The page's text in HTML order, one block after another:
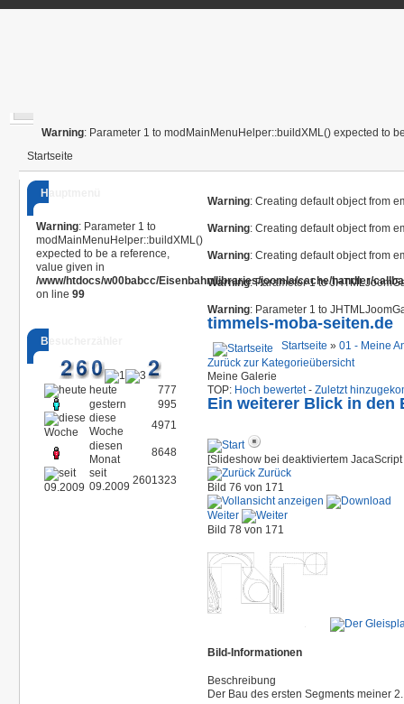
Warning: Parameter 1 to modMainMenuHelper::buildXML() expected to
Startseite
Hauptmenü
Warning: Parameter 1 to
modMainMenuHelper::buildXML()
expected to be a reference,
value given in
/www/htdocs/w00babcc/Eisenbahn/libraries/joomla/cache/handler/
on line 99
Besucherzähler
heute
777
gestern
995
diese
Woche
4971
diesen
Monat
8648
seit
09.2009 2601323
Warning: Creating default object from
Warning: Creating default object from
Warning: Creating default object from
Warning: Parameter 1 to
Warning: Parameter 1 to
timmels-moba-seiten.de
Startseite » 01 - Meine
Zurück zur Kategorieübersicht
Meine Galerie
TOP: Hoch bewertet- Zuletzt
Ein weiterer Blick in den
[Slideshow bei deaktiviertem
Zurück
Bild 76 von 171
Weiter
Bild 78 von 171
Bild-Informationen
Beschreibung
Der Bau des ersten Segments meiner